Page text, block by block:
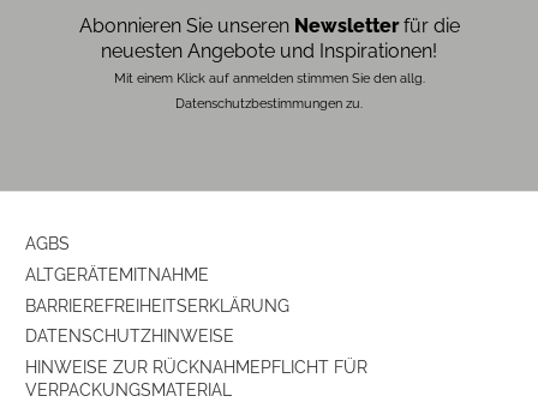
Abonnieren Sie unseren Newsletterfür die
neuesten Angebote und Inspirationen!
Mit einem Klick auf anmelden stimmen Sie den allg.
Datenschutzbestimmungen zu.
AGBS
ALTGERÄTEMITNAHME
BARRIEREFREIHEITSERKLÄRUNG
DATENSCHUTZHINWEISE
HINWEISE ZUR RÜCKNAHMEPFLICHT FÜR
VERPACKUNGSMATERIAL